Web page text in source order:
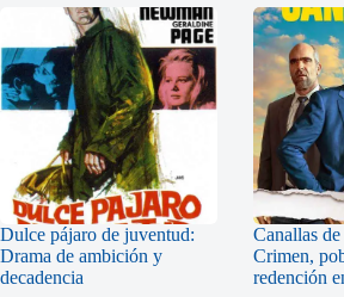
Dulce pájaro de juventud:
Drama de ambición y
decadencia
Canallas
Crimen,
redención